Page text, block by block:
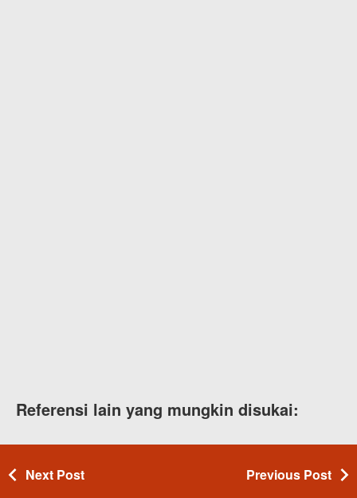
Referensi lain yang mungkin disukai:
Next Post Previous Post